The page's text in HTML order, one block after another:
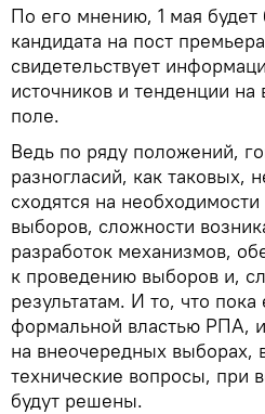
По его мнению, 1 мая
кандидата на пост
свидетельствует
источников и тенденции на
поле.
Ведь по ряду положений,
разногласий, как таковых,
сходятся на
выборов, сложности
разработок механизмов,
к проведению выборов и,
результатам. И то, что
формальной властью РПА,
на внеочередных выборах,
технические вопросы, при
будут решены.